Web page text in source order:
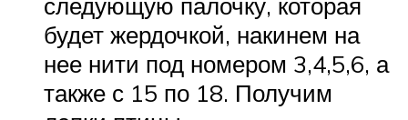
будет жердочкой, накинем на
нее нити под номером 3,4,5,6, а
также с 15 по 18. Получим